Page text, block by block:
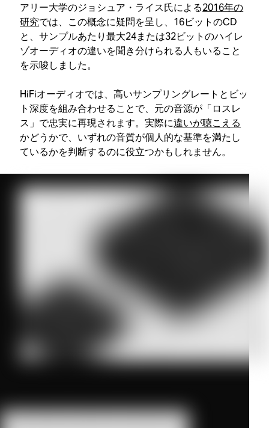
アリー大学のジョシュア・ライス氏による2016年の
研究では、この概念に疑問を呈し、16ビットのCD
と、サンプルあたり最大24または32ビットのハイレ
ゾオーディオの違いを聞き分けられる人もいること
を示唆しました。
HiFiオーディオでは、高いサンプリングレートとビッ
ト深度を組み合わせることで、元の音源が「ロスレ
ス」で忠実に再現されます。実際に違いが聴こえる
かどうかで、いずれの音質が個人的な基準を満たし
ているかを判断するのに役立つかもしれません。